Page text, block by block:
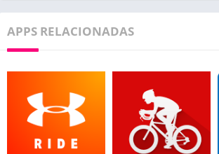
APPS RELACIONADAS